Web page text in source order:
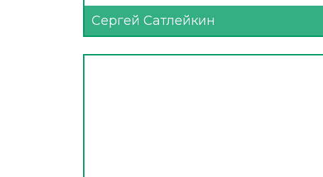
Сергей Сатлейкин